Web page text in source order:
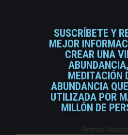
SUSCRÍBETE Y
MEJOR
CREAR UNA
MEDITACIÓN
ABUNDANCIA
UTILIZADA POR
MILLÓN DE
Primer